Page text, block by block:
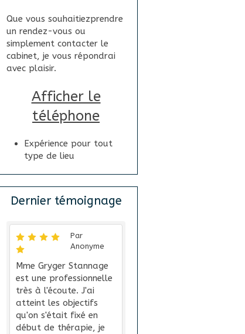
Que vous souhaitiezprendre
un rendez-vous ou
simplement contacter le
cabinet, je vous répondrai
avec plaisir.
Afficher le
téléphone
Expérience pour tout
type de lieu
Dernier témoignage
Par
Anonyme
Mme Gryger Stannage
est une professionnelle
très à l'écoute. J'ai
atteint les objectifs
qu'on s'était fixé en
début de thérapie, je